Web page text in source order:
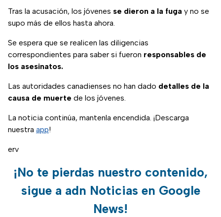
Tras la acusación, los jóvenes se dieron a la fuga y no se
supo más de ellos hasta ahora.
Se espera que se realicen las diligencias
correspondientes para saber si fueron responsables de
los asesinatos.
Las autoridades canadienses no han dado detalles de la
causa de muerte de los jóvenes.
La noticia continúa, mantenla encendida. ¡Descarga
nuestra app!
erv
¡No te pierdas nuestro contenido,
sigue a adn Noticias en Google
News!